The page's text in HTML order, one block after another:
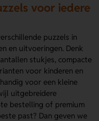
voor iedere
puzzels in
en uitvoeringen. Denk
stukjes, compacte
voor kinderen en
voor een kleine
uitgebreidere
bestelling of premium
past? Dan geven we